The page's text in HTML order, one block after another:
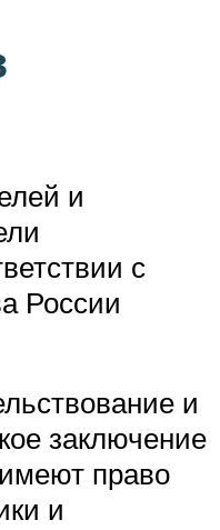
и
с
России
и
заключение
право
и